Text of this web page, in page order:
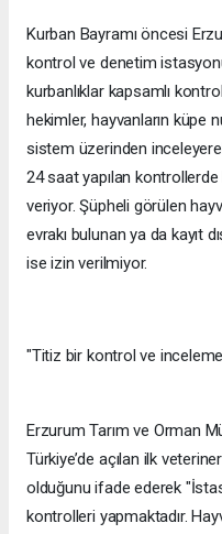
Kurban Bayramı öncesi
kontrol ve denetim
kurbanlıklar kapsamlı
hekimler, hayvanların küpe
sistem üzerinden
24 saat yapılan
veriyor. Şüpheli görülen
evrakı bulunan ya da kayıt
ise izin verilmiyor.
"Titiz bir kontrol ve inceleme
Erzurum Tarım ve Orman
Türkiye’de açılan ilk
olduğunu ifade ederek
kontrolleri yapmaktadır.